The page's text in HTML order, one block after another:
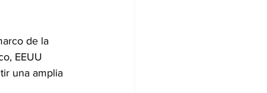
de la
EEUU
una amplia